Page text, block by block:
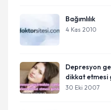
Bağımlılık
4 Kas 2010
Depresyon
dikkat etmesi
30 Eki 2007